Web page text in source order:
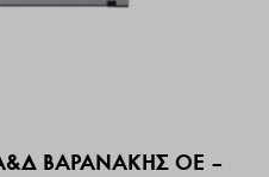
Α&Δ ΒΑΡΑΝΑΚΗΣ ΟΕ –